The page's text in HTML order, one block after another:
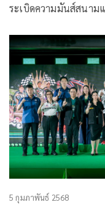
ระเบิดความมันส์สนาม
ถ่ายทอดสดสู่ทุกสายตา
โดย มาร์โก เบซเซ็คคี
โชว์ความเร็วระดับพร
อินเตอร์เนชั่นแนล เซ
แชมป์โลกคนปัจจุบันอย่
ทีม รั้งอันดับ 2 หลังผ่า
5 กุมภาพันธ์ 2568